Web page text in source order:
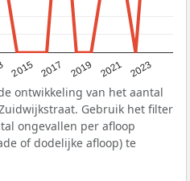
2015 2017 2019 2021 2023
ontwikkeling van het aantal
Gebruik het filter
ongevallen per afloop
of dodelijke afloop) te